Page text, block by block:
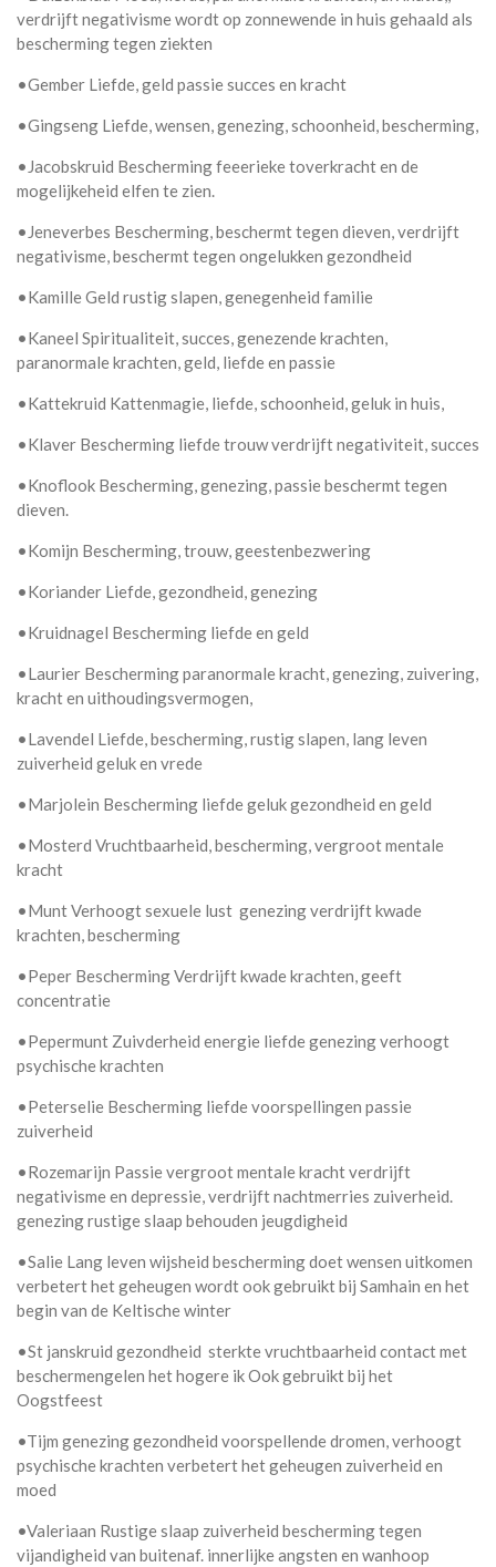
verdrijft negativisme wordt op zonnewende in huis gehaald als
bescherming tegen ziekten
•Gember Liefde, geld passie succes en kracht
•Gingseng Liefde, wensen, genezing, schoonheid, bescherming,
•Jacobskruid Bescherming feeerieke toverkracht en de
mogelijkeheid elfen te zien.
•Jeneverbes Bescherming, beschermt tegen dieven, verdrijft
negativisme, beschermt tegen ongelukken gezondheid
•Kamille Geld rustig slapen, genegenheid familie
•Kaneel Spiritualiteit, succes, genezende krachten,
paranormale krachten, geld, liefde en passie
•Kattekruid Kattenmagie, liefde, schoonheid, geluk in huis,
•Klaver Bescherming liefde trouw verdrijft negativiteit, succes
•Knoflook Bescherming, genezing, passie beschermt tegen
dieven.
•Komijn Bescherming, trouw, geestenbezwering
•Koriander Liefde, gezondheid, genezing
•Kruidnagel Bescherming liefde en geld
•Laurier Bescherming paranormale kracht, genezing, zuivering,
kracht en uithoudingsvermogen,
•Lavendel Liefde, bescherming, rustig slapen, lang leven
zuiverheid geluk en vrede
•Marjolein Bescherming liefde geluk gezondheid en geld
•Mosterd Vruchtbaarheid, bescherming, vergroot mentale
kracht
•Munt Verhoogt sexuele lust genezing verdrijft kwade
krachten, bescherming
•Peper Bescherming Verdrijft kwade krachten, geeft
concentratie
•Pepermunt Zuivderheid energie liefde genezing verhoogt
psychische krachten
•Peterselie Bescherming liefde voorspellingen passie
zuiverheid
•Rozemarijn Passie vergroot mentale kracht verdrijft
negativisme en depressie, verdrijft nachtmerries zuiverheid.
genezing rustige slaap behouden jeugdigheid
•Salie Lang leven wijsheid bescherming doet wensen uitkomen
verbetert het geheugen wordt ook gebruikt bij Samhain en het
begin van de Keltische winter
•St janskruid gezondheid sterkte vruchtbaarheid contact met
beschermengelen het hogere ik Ook gebruikt bij het
Oogstfeest
•Tijm genezing gezondheid voorspellende dromen, verhoogt
psychische krachten verbetert het geheugen zuiverheid en
moed
•Valeriaan Rustige slaap zuiverheid bescherming tegen
vijandigheid van buitenaf. innerlijke angsten en wanhoop